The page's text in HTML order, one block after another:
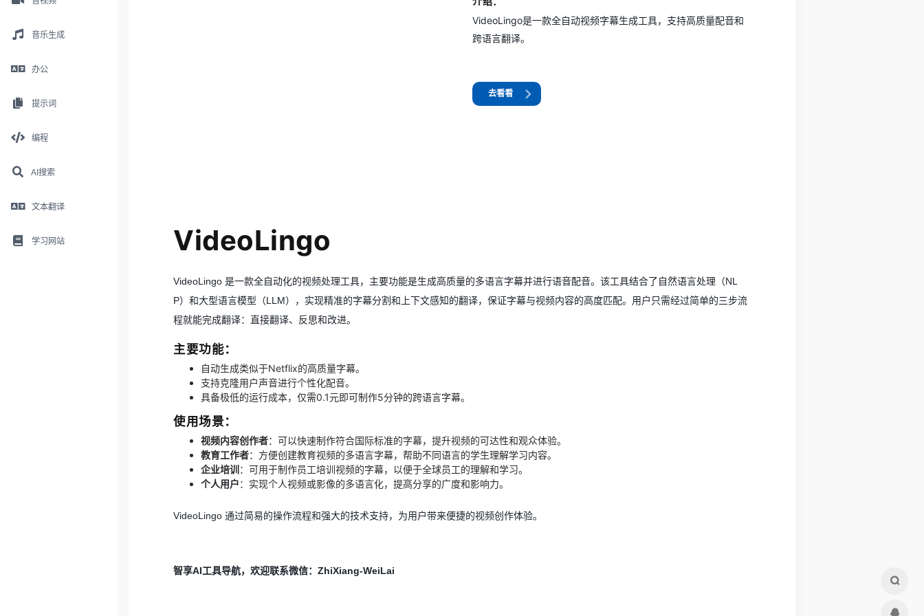
音乐生成
办公
提示词
编程
AI搜索
文本翻译
学习网站
VideoLingo是一款全自动视频字幕生成工具，支持高质量配音和
跨语言翻译。
去看看
VideoLingo
VideoLingo 是一款全自动化的视频处理工具，主要功能是生成高质量的多语言字幕并进行语音配音。该工具结合了自然语言处理（NL
P）和大型语言模型（LLM），实现精准的字幕分割和上下文感知的翻译，保证字幕与视频内容的高度匹配。用户只需经过简单的三步流
程就能完成翻译：直接翻译、反思和改进。
主要功能：
自动生成类似于Netflix的高质量字幕。
支持克隆用户声音进行个性化配音。
具备极低的运行成本，仅需0.1元即可制作5分钟的跨语言字幕。
使用场景：
视频内容创作者：可以快速制作符合国际标准的字幕，提升视频的可达性和观众体验。
教育工作者：方便创建教育视频的多语言字幕，帮助不同语言的学生理解学习内容。
企业培训 ：可用于制作员工培训视频的字幕，以便于全球员工的理解和学习。
个人用户：实现个人视频或影像的多语言化，提高分享的广度和影响力。
VideoLingo 通过简易的操作流程和强大的技术支持，为用户带来便捷的视频创作体验。
智享AI工具导航，欢迎联系微信：ZhiXiang-WeiLai